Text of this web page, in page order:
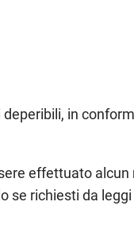
deperibili, in
effettuato
se richiesti da